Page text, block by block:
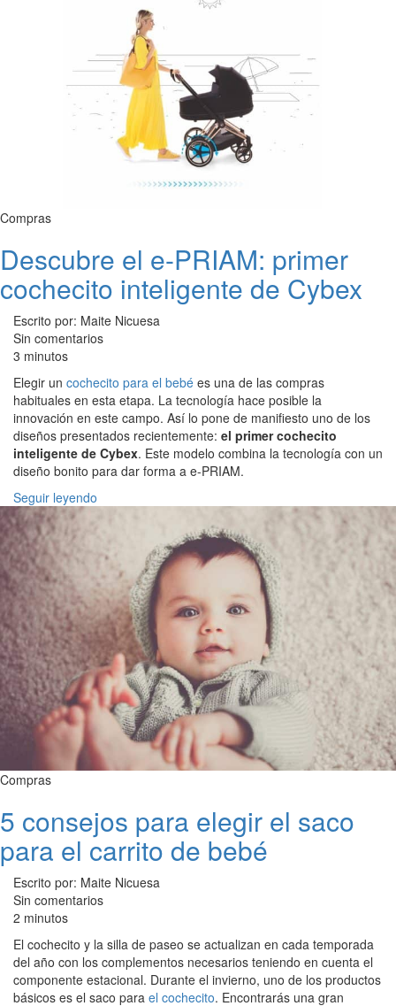
Compras
Descubre el e-PRIAM: primer
cochecito inteligente de Cybex
Escrito por: Maite Nicuesa
Sin comentarios
3 minutos
Elegir un cochecito para el bebé es una de las compras
habituales en esta etapa. La tecnología hace posible la
innovación en este campo. Así lo pone de manifiesto uno de los
diseños presentados recientemente: el primer cochecito
inteligente de Cybex. Este modelo combina la tecnología con un
diseño bonito para dar forma a e-PRIAM.
Seguir leyendo
Compras
5 consejos para elegir el saco
para el carrito de bebé
Escrito por: Maite Nicuesa
Sin comentarios
2 minutos
El cochecito y la silla de paseo se actualizan en cada temporada
del año con los complementos necesarios teniendo en cuenta el
componente estacional. Durante el invierno, uno de los productos
básicos es el saco para el cochecito. Encontrarás una gran